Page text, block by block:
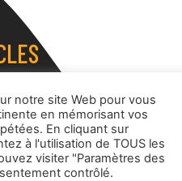
notre site Web pour vous
en mémorisant vos
En cliquant sur
à l'utilisation de TOUS les
visiter "Paramètres des
contrôlé.